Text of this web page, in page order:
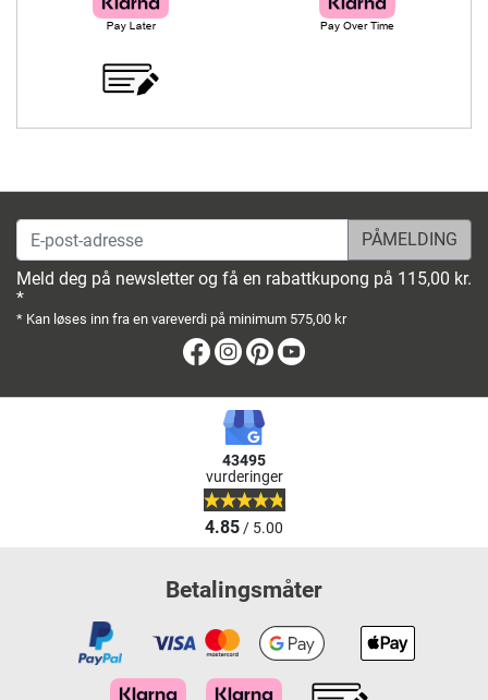
E-post-adresse
Meld deg på newsletter og få en rabattkupong på 115,00 kr.
*
* Kan løses inn fra en vareverdi på minimum 575,00 kr
Facebook
Instagram
Pinterest
43495
vurderinger
4.85/ 5.00
Betalingsmåter